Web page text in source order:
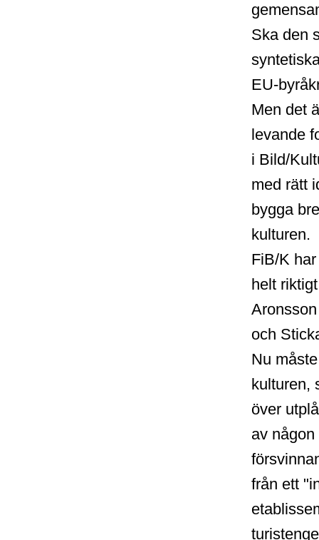
Ska den
EU-
Men det
levande
i Bild/
med rätt
bygga
kulturen.
FiB/K
helt
och
Nu
kulturen,
över
av
från ett